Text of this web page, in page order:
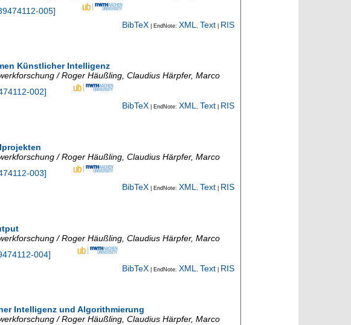
005]
BibTeX | EndNote: XML Text RIS
Künstlicher Intelligenz
/ Roger Häußling, Claudius Härpfer, Marco
002]
BibTeX | EndNote: XML, Text RIS
/ Roger Häußling, Claudius Härpfer, Marco
003]
BibTeX | EndNote: XML , Text RIS
/ Roger Häußling, Claudius Härpfer, Marco
004]
BibTeX | EndNote: XML Text RIS
Intelligenz und Algorithmierung
/ Roger Häußling, Claudius Härpfer, Marco